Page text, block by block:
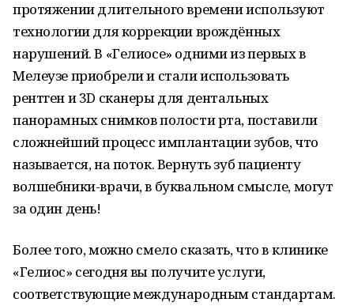
протяжении длительного времени используют
технологии для коррекции врождённых
нарушений. В «Гелиосе» одними из первых в
Мелеузе приобрели и стали использовать
рентген и 3D сканеры для дентальных
панорамных снимков полости рта, поставили
сложнейший процесс имплантации зубов, что
называется, на поток. Вернуть зуб пациенту
волшебники-врачи, в буквальном смысле, могут
за один день!
Более того, можно смело сказать, что в клинике
«Гелиос» сегодня вы получите услуги,
соответствующие международным стандартам.